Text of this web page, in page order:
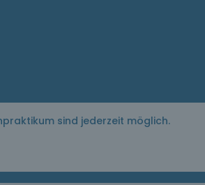
sind jederzeit möglich.
Informationen